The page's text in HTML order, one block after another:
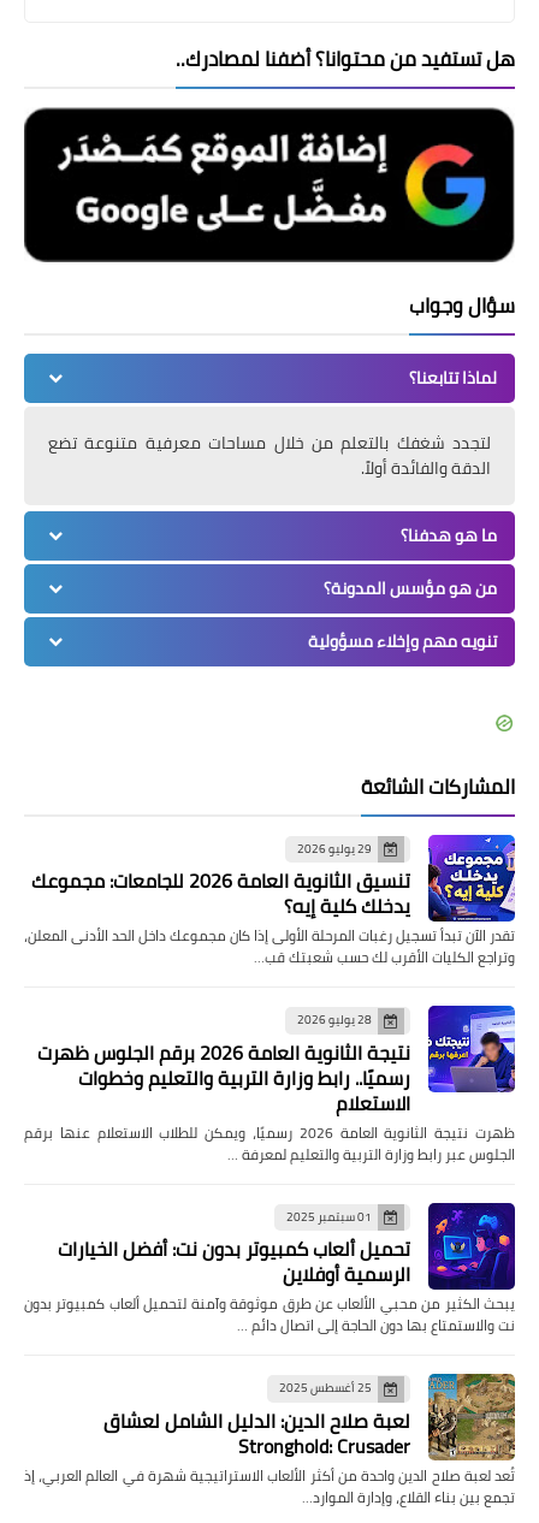
هل تستفيد من محتوانا؟ أضفنا لمصادرك..
سؤال وجواب
لماذا تتابعنا؟
لتجدد شغفك بالتعلم من خلال مساحات معرفية متنوعة تضع
الدقة والفائدة أولاً.
ما هو هدفنا؟
من هو مؤسس المدونة؟
تنويه مهم وإخلاء مسؤولية
المشاركات الشائعة
29 يوليو 2026
تنسيق الثانوية العامة 2026 للجامعات: مجموعك
يدخلك كلية إيه؟
تقدر الآن تبدأ تسجيل رغبات المرحلة الأولى إذا كان مجموعك داخل الحد الأدنى المعلن،
وتراجع الكليات الأقرب لك حسب شعبتك قب…
28 يوليو 2026
نتيجة الثانوية العامة 2026 برقم الجلوس ظهرت
رسميًا.. رابط وزارة التربية والتعليم وخطوات
الاستعلام
ظهرت نتيجة الثانوية العامة 2026 رسميًا، ويمكن للطلاب الاستعلام عنها برقم
الجلوس عبر رابط وزارة التربية والتعليم لمعرفة …
01 سبتمبر 2025
تحميل ألعاب كمبيوتر بدون نت: أفضل الخيارات
الرسمية أوفلاين
يبحث الكثير من محبي الألعاب عن طرق موثوقة وآمنة لتحميل ألعاب كمبيوتر بدون
نت والاستمتاع بها دون الحاجة إلى اتصال دائم …
25 أغسطس 2025
لعبة صلاح الدين: الدليل الشامل لعشاق
Stronghold: Crusader
تُعد لعبة صلاح الدين واحدة من أكثر الألعاب الاستراتيجية شهرة في العالم العربي، إذ
تجمع بين بناء القلاع، وإدارة الموارد…